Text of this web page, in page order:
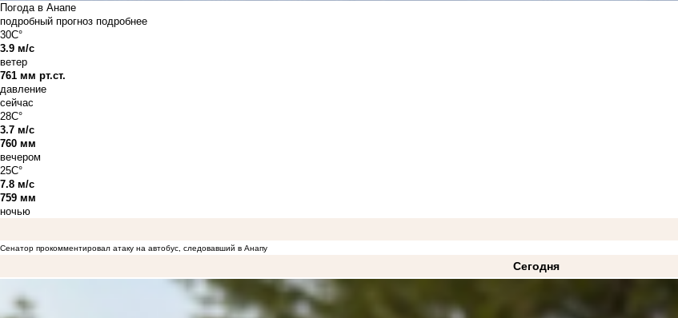
Погода в Анапе
подробный прогноз подробнее
30C°
3.9 м/с
ветер
761 мм рт.ст.
давление
сейчас
28C°
3.7 м/с
760 мм
вечером
25C°
7.8 м/с
759 мм
ночью
Сенатор прокомментировал атаку на автобус, следовавший в Анапу
Сегодня